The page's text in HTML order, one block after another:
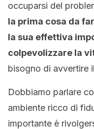
occuparsi del
la prima cosa da
la sua effettiva
colpevolizzare la
bisogno di avvertire
Dobbiamo parlare
ambiente ricco di
importante è